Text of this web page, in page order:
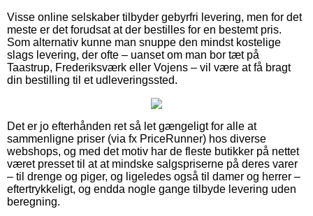
Visse online selskaber tilbyder gebyrfri levering, men for det
meste er det forudsat at der bestilles for en bestemt pris.
Som alternativ kunne man snuppe den mindst kostelige
slags levering, der ofte – uanset om man bor tæt på
Taastrup, Frederiksværk eller Vojens – vil være at få bragt
din bestilling til et udleveringssted.
Det er jo efterhånden ret så let gængeligt for alle at
sammenligne priser (via fx PriceRunner) hos diverse
webshops, og med det motiv har de fleste butikker på nettet
været presset til at at mindske salgspriserne på deres varer
– til drenge og piger, og ligeledes også til damer og herrer –
eftertrykkeligt, og endda nogle gange tilbyde levering uden
beregning.